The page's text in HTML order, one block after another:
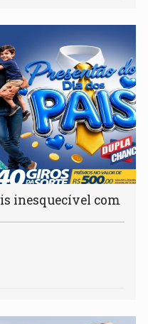
inesquecível com